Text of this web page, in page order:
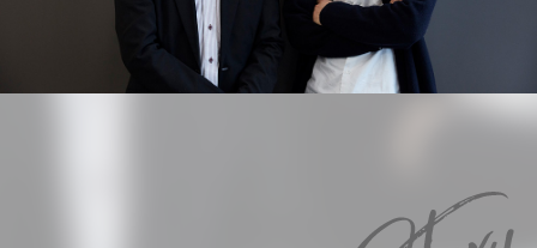
#エンタメ業界のちょっといい話